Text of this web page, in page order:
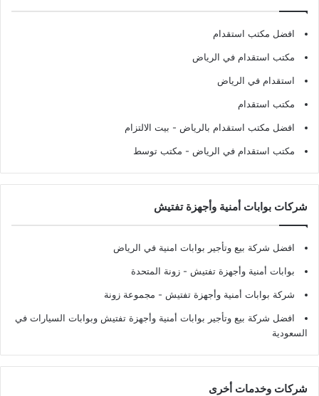
افضل مكتب استقدام
مكتب استقدام في الرياض
استقدام في الرياض
مكتب استقدام
افضل مكتب استقدام بالرياض - بيت الالتزام
مكتب استقدام في الرياض - مكتب توسط
شركات بوابات أمنية وأجهزة تفتيش
افضل شركة بيع وتأجير بوابات امنية في الرياض
بوابات أمنية وأجهزة تفتيش - زونة المتحدة
شركة بوابات أمنية وأجهزة تفتيش - مجموعة زونة
افضل شركة بيع وتأجير بوابات أمنية وأجهزة تفتيش وبوابات السيارات في
السعودية
شركات وخدمات أخرى